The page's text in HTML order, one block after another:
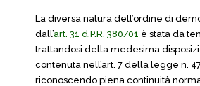
La diversa natura dell’ordine di
dall’art. 31 d.P.R. 380/01 è stata da
trattandosi della medesima
contenuta nell’art. 7 della legge n.
riconoscendo piena continuità